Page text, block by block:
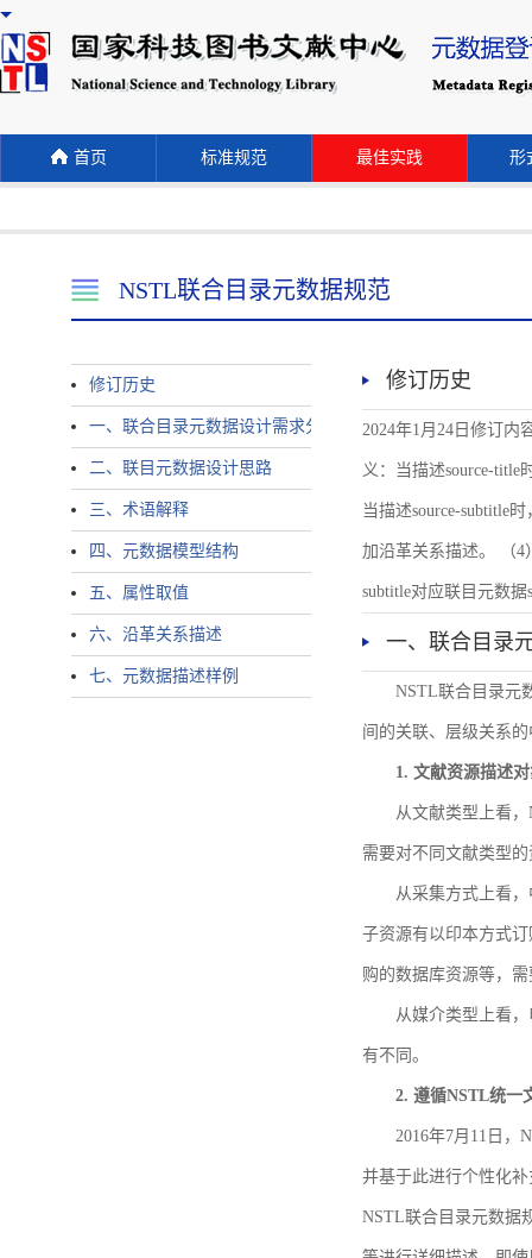
首页 标准规范 最佳实践 形
NSTL联合目录元数据规范
修订历史
一、联合目录元数据设计需求分析
二、联目元数据设计思路
三、术语解释
四、元数据模型结构
五、属性取值
六、沿革关系描述
七、元数据描述样例
修订历史
2024年1月24日修订内
义：当描述source-title
当描述source-subtitle
加沿革关系描述。 （4
subtitle对应联目元数据
一、联合目录
NSTL联合目录元
间的关联、层级关系
1. 文献资源描述
从文献类型上看
需要对不同文献类型
从采集方式上看
子资源有以印本方式
购的数据库资源等，
从媒介类型上看
有不同。
2. 遵循NSTL统一
2016年7月11日，
并基于此进行个性化
NSTL联合目录元数据